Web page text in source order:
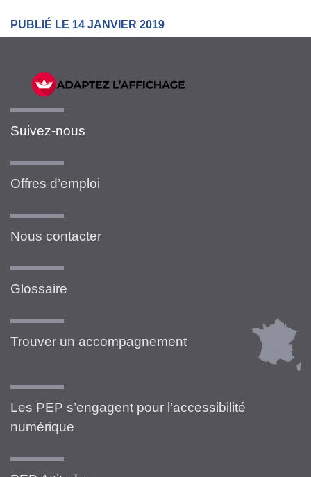
PUBLIÉ LE 14 JANVIER 2019
Suivez-nous
Offres d’emploi
Nous contacter
Glossaire
Trouver un accompagnement
Les PEP s’engagent pour l’accessibilité
numérique